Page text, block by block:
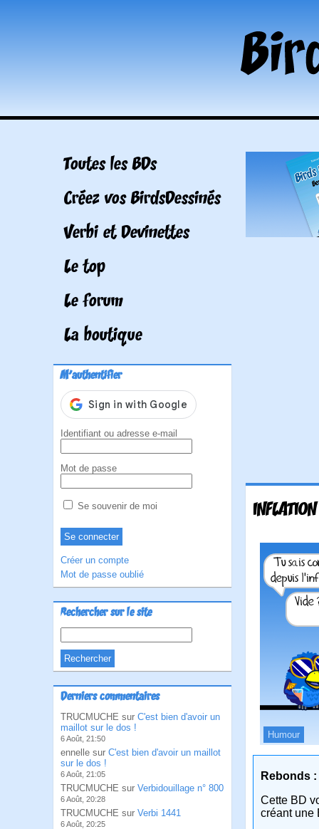
Toutes les BDs
Créez vos BirdsDessinés
Verbi et Devinettes
Le top
Le forum
La boutique
M'authentifier
Identifiant ou adresse e-mail
Mot de passe
Se souvenir de moi
Créer un compte
Mot de passe oublié
Rechercher sur le site
Derniers commentaires
TRUCMUCHE sur C'est bien d'avoir un
maillot sur le dos !
6 Août, 21:50
ennelle sur C'est bien d'avoir un maillot
sur le dos !
6 Août, 21:05
TRUCMUCHE sur Verbidouillage n° 800
6 Août, 20:28
TRUCMUCHE sur Verbi 1441
6 Août, 20:25
Humour
Rebonds :
Cette BD
créant une